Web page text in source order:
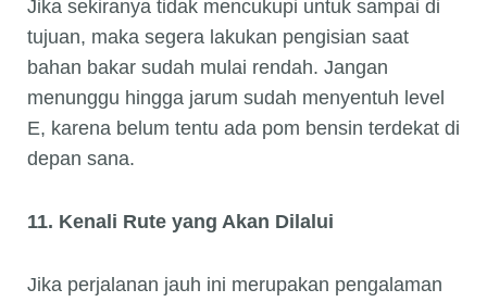
Jika sekiranya tidak mencukupi untuk sampai di
tujuan, maka segera lakukan pengisian saat
bahan bakar sudah mulai rendah. Jangan
menunggu hingga jarum sudah menyentuh level
E, karena belum tentu ada pom bensin terdekat di
depan sana.
11. Kenali Rute yang Akan Dilalui
Jika perjalanan jauh ini merupakan pengalaman